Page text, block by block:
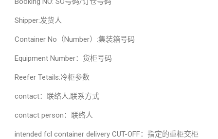
Shipper:发货人
Container No（Number）:集装箱号码
Equipment Number：货柜号码
Reefer Tetails:冷柜参数
contact：联络人,联系方式
contact person：联络人
intended fcl container delivery CUT-OFF：指定的重柜交柜